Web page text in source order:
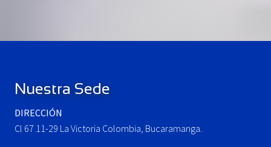
Nuestra Sede
DIRECCIÓN
Cl 67 11-29 La Victoria Colombia, Bucaramanga.